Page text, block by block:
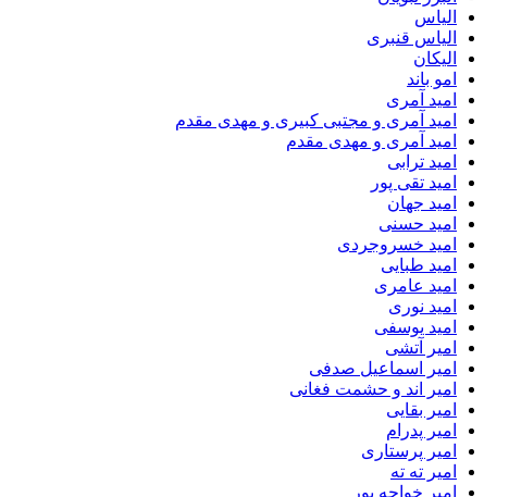
الیاس
الیاس قنبرى
الیکان
امو باند
امید آمری
امید آمری و مجتبی کبیری و مهدى مقدم
امید آمری و مهدی مقدم
امید ترابی
امید تقی پور
امید جهان
امید حسنی
امید خسروجردی
امید طبایی
امید عامری
امید نوری
امید یوسفی
امیر آتشی
امیر اسماعیل صدفی
امیر اند و حشمت فغانی
امیر بقایی
امیر پدرام
امیر پرستاری
امیر ته ته
امیر خواجه پور